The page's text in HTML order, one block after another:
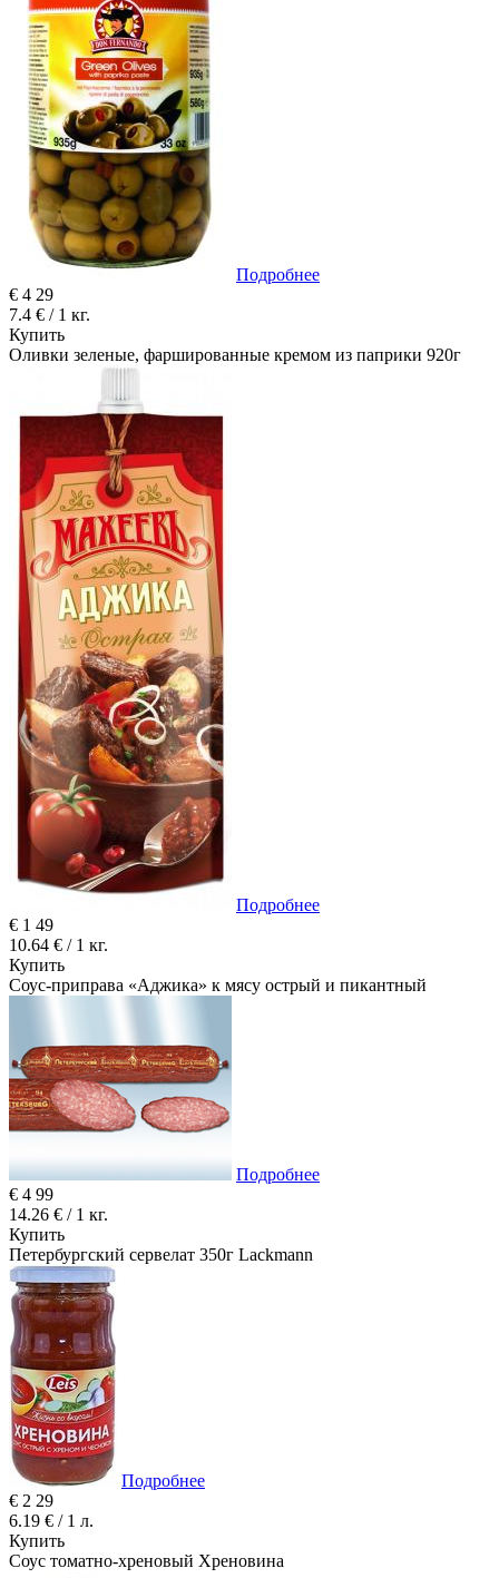
Подробнее
€ 4 29
7.4 € / 1 кг.
Купить
Оливки зеленые, фаршированные кремом из паприки 920г
Подробнее
€ 1 49
10.64 € / 1 кг.
Купить
Соус-приправа «Аджика» к мясу острый и пикантный
Подробнее
€ 4 99
14.26 € / 1 кг.
Купить
Петербургский сервелат 350г Lackmann
Подробнее
€ 2 29
6.19 € / 1 л.
Купить
Соус томатно-хреновый Хреновина